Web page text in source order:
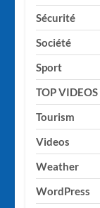
Sécurité
Société
Sport
TOP VIDEOS
Tourism
Videos
Weather
WordPress